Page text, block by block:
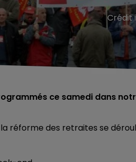
Crédit
ce samedi dans
réforme des retraites se